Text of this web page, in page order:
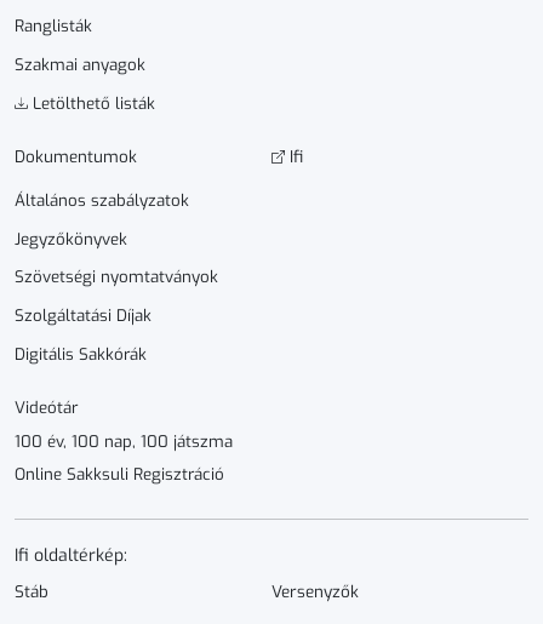
Ranglisták
Szakmai anyagok
Letölthető listák
Dokumen­­tumok
Általános szabályzatok
Jegyzőkönyvek
Szövetségi nyomtatványok
Szolgáltatási Díjak
Digitális Sakkórák
Ifi
Videótár
100 év, 100 nap, 100 játszma
Online Sakksuli Regisztráció
Ifi oldaltérkép:
Stáb Versenyzők